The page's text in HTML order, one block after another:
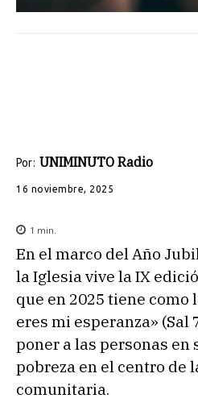
Por: UNIMINUTO Radio
16 noviembre, 2025
1 min.
En el marco del Año
la Iglesia vive la IX
que en 2025 tiene como
eres mi esperanza» (Sal
poner a las personas en
pobreza en el centro de
comunitaria.